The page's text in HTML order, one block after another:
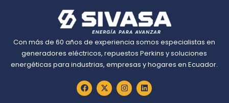
Con más de 60 años de experiencia somos especialistas en
generadores eléctricos, repuestos Perkins y soluciones
energéticas para industrias, empresas y hogares en Ecuador.